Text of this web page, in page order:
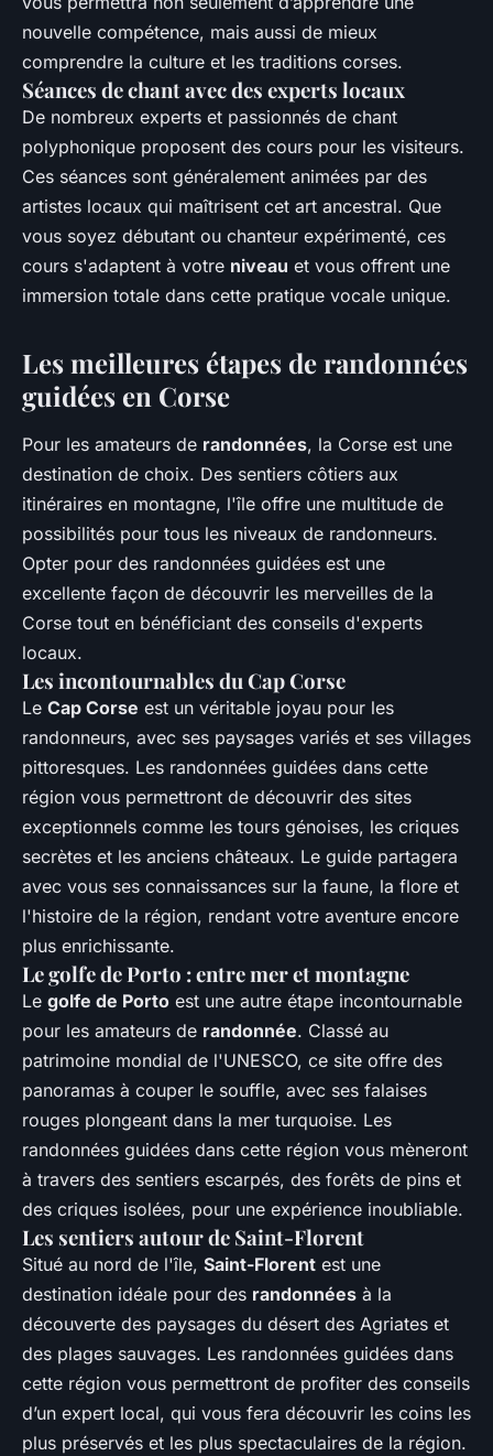
nouvelle compétence, mais aussi de mieux
comprendre la culture et les traditions corses.
Séances de chant avec des experts locaux
De nombreux experts et passionnés de chant
polyphonique proposent des cours pour les visiteurs.
Ces séances sont généralement animées par des
artistes locaux qui maîtrisent cet art ancestral. Que
vous soyez débutant ou chanteur expérimenté, ces
cours s'adaptent à votre niveau et vous offrent une
immersion totale dans cette pratique vocale unique.
Les meilleures étapes de randonnées
guidées en Corse
Pour les amateurs de randonnées, la Corse est une
destination de choix. Des sentiers côtiers aux
itinéraires en montagne, l'île offre une multitude de
possibilités pour tous les niveaux de randonneurs.
Opter pour des randonnées guidées est une
excellente façon de découvrir les merveilles de la
Corse tout en bénéficiant des conseils d'experts
locaux.
Les incontournables du Cap Corse
Le Cap Corse est un véritable joyau pour les
randonneurs, avec ses paysages variés et ses villages
pittoresques. Les randonnées guidées dans cette
région vous permettront de découvrir des sites
exceptionnels comme les tours génoises, les criques
secrètes et les anciens châteaux. Le guide partagera
avec vous ses connaissances sur la faune, la flore et
l'histoire de la région, rendant votre aventure encore
plus enrichissante.
Le golfe de Porto : entre mer et montagne
Le golfe de Porto est une autre étape incontournable
pour les amateurs de randonnée. Classé au
patrimoine mondial de l'UNESCO, ce site offre des
panoramas à couper le souffle, avec ses falaises
rouges plongeant dans la mer turquoise. Les
randonnées guidées dans cette région vous mèneront
à travers des sentiers escarpés, des forêts de pins et
des criques isolées, pour une expérience inoubliable.
Les sentiers autour de Saint-Florent
Situé au nord de l'île, Saint-Florent est une
destination idéale pour des randonnées à la
découverte des paysages du désert des Agriates et
des plages sauvages. Les randonnées guidées dans
cette région vous permettront de profiter des conseils
d’un expert local, qui vous fera découvrir les coins les
plus préservés et les plus spectaculaires de la région.